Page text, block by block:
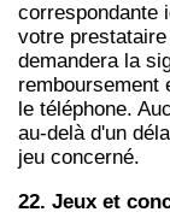
correspondante
votre
demandera la
remboursement
le téléphone.
au-delà d'un
jeu concerné.
22. Jeux et